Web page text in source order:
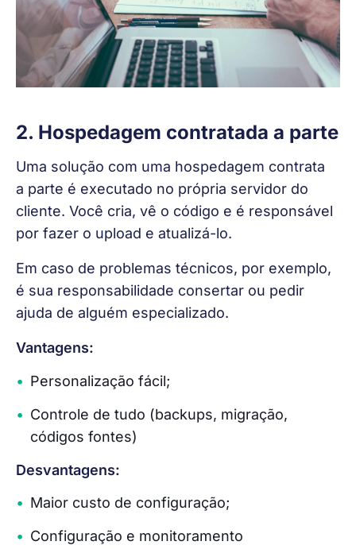
2. Hospedagem contratada a parte
Uma solução com uma hospedagem contrata
a parte é executado no própria servidor do
cliente. Você cria, vê o código e é responsável
por fazer o upload e atualizá-lo.
Em caso de problemas técnicos, por exemplo,
é sua responsabilidade consertar ou pedir
ajuda de alguém especializado.
Vantagens:
Personalização fácil;
Controle de tudo (backups, migração,
códigos fontes)
Desvantagens:
Maior custo de configuração;
Configuração e monitoramento